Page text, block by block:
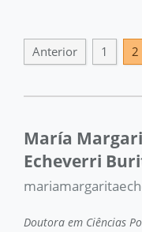
Anterior 1 2
María
Echeverri
Doutora em Ciências